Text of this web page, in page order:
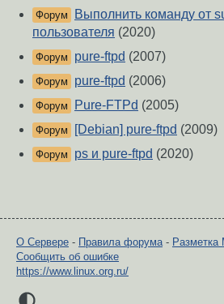
Форум
Выполнить команду от
пользователя (2020)
Форум pure-ftpd (2007)
Форум pure-ftpd (2006)
Форум Pure-FTPd (2005)
Форум [Debian] pure-ftpd (2009)
Форум ps и pure-ftpd (2020)
О Сервере - Правила форума- Разметка
Сообщить об ошибке
https://www.linux.org.ru/